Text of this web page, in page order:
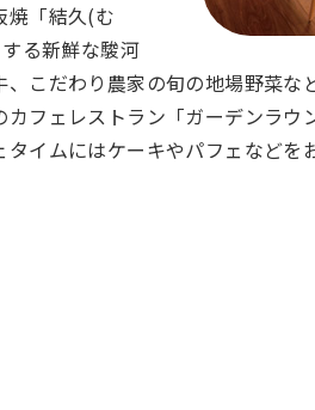
焼「結久(む
る新鮮な駿河
こだわり農家の旬の地場野菜
フェレストラン「ガーデンラ
イムにはケーキやパフェなどを